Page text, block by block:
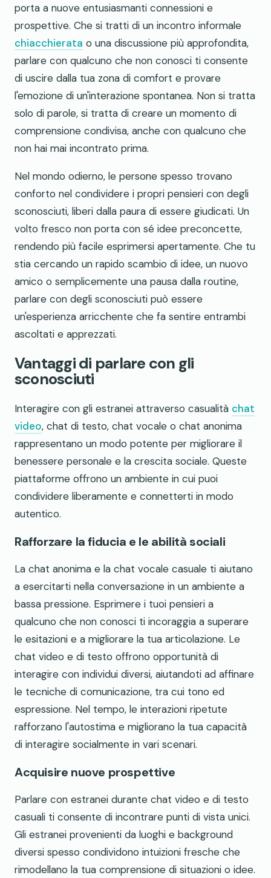
porta a nuove entusiasmanti connessioni e
prospettive. Che si tratti di un incontro informale
chiacchierata o una discussione più approfondita,
parlare con qualcuno che non conosci ti consente
di uscire dalla tua zona di comfort e provare
l'emozione di un'interazione spontanea. Non si tratta
solo di parole, si tratta di creare un momento di
comprensione condivisa, anche con qualcuno che
non hai mai incontrato prima.
Nel mondo odierno, le persone spesso trovano
conforto nel condividere i propri pensieri con degli
sconosciuti, liberi dalla paura di essere giudicati. Un
volto fresco non porta con sé idee preconcette,
rendendo più facile esprimersi apertamente. Che tu
stia cercando un rapido scambio di idee, un nuovo
amico o semplicemente una pausa dalla routine,
parlare con degli sconosciuti può essere
un'esperienza arricchente che fa sentire entrambi
ascoltati e apprezzati.
Vantaggi di parlare con gli
sconosciuti
Interagire con gli estranei attraverso casualità chat
video, chat di testo, chat vocale o chat anonima
rappresentano un modo potente per migliorare il
benessere personale e la crescita sociale. Queste
piattaforme offrono un ambiente in cui puoi
condividere liberamente e connetterti in modo
autentico.
Rafforzare la fiducia e le abilità sociali
La chat anonima e la chat vocale casuale ti aiutano
a esercitarti nella conversazione in un ambiente a
bassa pressione. Esprimere i tuoi pensieri a
qualcuno che non conosci ti incoraggia a superare
le esitazioni e a migliorare la tua articolazione. Le
chat video e di testo offrono opportunità di
interagire con individui diversi, aiutandoti ad affinare
le tecniche di comunicazione, tra cui tono ed
espressione. Nel tempo, le interazioni ripetute
rafforzano l'autostima e migliorano la tua capacità
di interagire socialmente in vari scenari.
Acquisire nuove prospettive
Parlare con estranei durante chat video e di testo
casuali ti consente di incontrare punti di vista unici.
Gli estranei provenienti da luoghi e background
diversi spesso condividono intuizioni fresche che
rimodellano la tua comprensione di situazioni o idee.